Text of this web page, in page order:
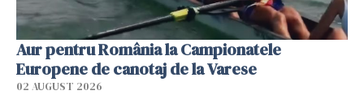
Aur pentru România la Campionatele
Europene de canotaj de la Varese
02 AUGUST 2026